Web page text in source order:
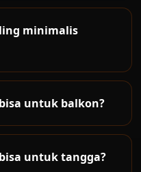
memberi tampilan
rumah masa
minimalis
gambar arsitek,
dan konsep
untuk balkon?
cocok untuk fasad
dan area luar
untuk tangga?